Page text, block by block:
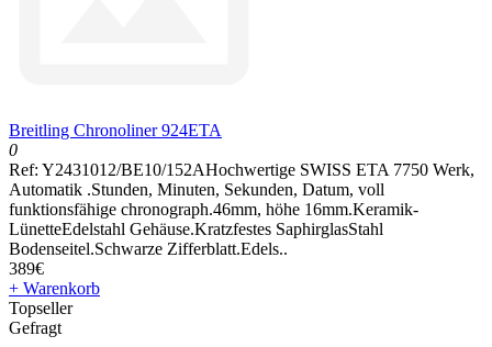
Breitling Chronoliner 924ETA
0
Ref: Y2431012/BE10/152AHochwertige SWISS ETA 7750 Werk,
Automatik .Stunden, Minuten, Sekunden, Datum, voll
funktionsfähige chronograph.46mm, höhe 16mm.Keramik-
LünetteEdelstahl Gehäuse.Kratzfestes SaphirglasStahl
Bodenseitel.Schwarze Zifferblatt.Edels..
389€
+ Warenkorb
Topseller
Gefragt